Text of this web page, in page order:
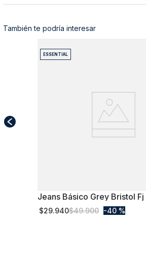
También te podría interesar
48
ESSENTIAL
Jeans Básico Grey Bristol Fj
$29.940$49.900 40 %